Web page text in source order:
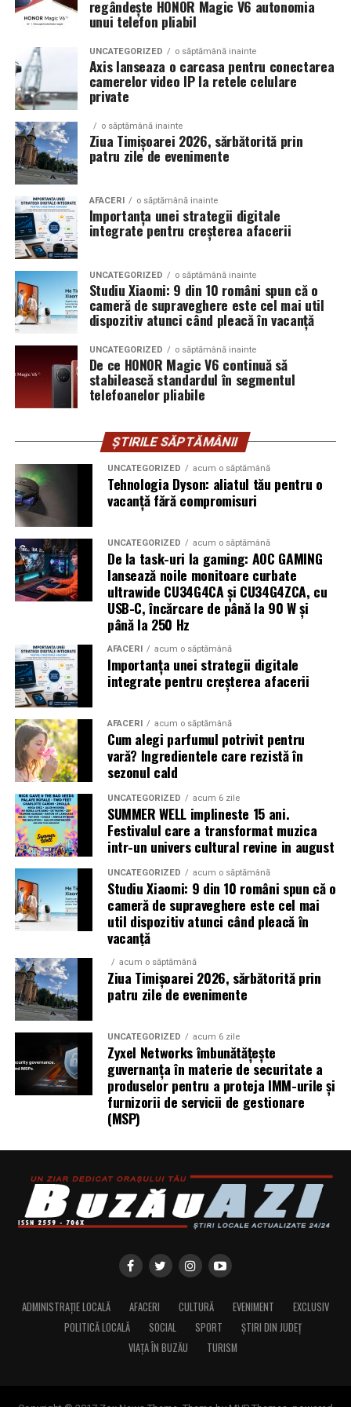
Construiești primele recenzii și reputația
feedback de la primii clienți.
Recenziile, evaluările și experiențele pozitive vor deveni
ulterior un atu important dacă alegi să îți lansezi
propriul magazin online.
Practic, nu pornești de la zero, ci ai deja dovada că
oamenii au încredere în produsele sau serviciile tale.
Cum te poate ajuta Soonyx.store?
Pentru antreprenorii aflați la început de drum,
Soonyx.store reprezintă o modalitate simplă de a testa
piața.
Platforma îți permite să listezi gratuit produse și
servicii, să comunici direct cu potențialii clienți și să
beneficiezi de un sistem de plată securizat. În plus, poți
obține rapid feedback din partea pieței și poți înțelege
mai bine ce funcționează înainte de a face investiții mai
Nu orice idee de afacere trebuie să înceapă cu un
magazin online complex și costisitor.
Uneori, cea mai bună strategie este să testezi mai întâi
piața, să înveți din comportamentul clienților și să îți
adaptezi oferta pe baza rezultatelor reale.
Un marketplace îți oferă exact această oportunitate: să
validezi o idee de business cu investiții minime și să iei
decizii bazate pe date, nu pe presupuneri. Astfel, atunci
când vei decide să îți lansezi propriul magazin online, vei
avea deja o fundație solidă pentru dezvoltarea afacerii
tale.
regândește HONOR Magic V6 autonomia
unui telefon pliabil
UNCATEGORIZED o săptămână inainte
Axis lanseaza o carcasa pentru conectarea
camerelor video IP la retele celulare
private
o săptămână inainte
Ziua Timișoarei 2026, sărbătorită prin
patru zile de evenimente
AFACERI o săptămână inainte
Importanța unei strategii digitale
integrate pentru creșterea afacerii
UNCATEGORIZED o săptămână inainte
Studiu Xiaomi: 9 din 10 români spun că o
cameră de supraveghere este cel mai util
dispozitiv atunci când pleacă în vacanță
UNCATEGORIZED o săptămână inainte
De ce HONOR Magic V6 continuă să
stabilească standardul în segmentul
telefoanelor pliabile
ȘTIRILE SĂPTĂMÂNII
UNCATEGORIZED acum o săptămână
Tehnologia Dyson: aliatul tău pentru o
vacanță fără compromisuri
UNCATEGORIZED acum o săptămână
De la task-uri la gaming: AOC GAMING
lansează noile monitoare curbate
ultrawide CU34G4CA și CU34G4ZCA, cu
USB-C, încărcare de până la 90 W și
până la 250 Hz
AFACERI acum o săptămână
Importanța unei strategii digitale
integrate pentru creșterea afacerii
AFACERI acum o săptămână
Cum alegi parfumul potrivit pentru
vară? Ingredientele care rezistă în
sezonul cald
UNCATEGORIZED acum 6 zile
SUMMER WELL implineste 15 ani.
Festivalul care a transformat muzica
intr-un univers cultural revine in august
UNCATEGORIZED acum o săptămână
Studiu Xiaomi: 9 din 10 români spun că o
cameră de supraveghere este cel mai
util dispozitiv atunci când pleacă în
vacanță
acum o săptămână
Ziua Timișoarei 2026, sărbătorită prin
patru zile de evenimente
UNCATEGORIZED acum 6 zile
Zyxel Networks îmbunătățește
guvernanța în materie de securitate a
produselor pentru a proteja IMM-urile și
furnizorii de servicii de gestionare
(MSP)
ADMINISTRAȚIE LOCALĂ AFACERI CULTURĂ EVENIMENT
EXCLUSIV
POLITICĂ LOCALĂ
SOCIAL SPORT
ȘTIRI DIN JUDEȚ
VIAȚA ÎN BUZĂU
TURISM